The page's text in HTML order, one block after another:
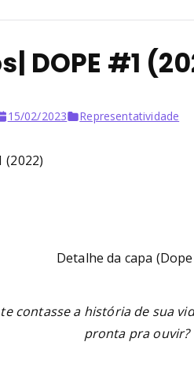
DOPE #1
15/02/2023 Representatividade
Detalhe da capa
contasse a história de sua
pronta pra ouvir?